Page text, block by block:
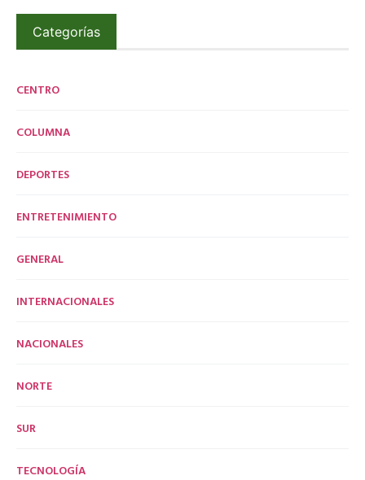
Categorías
CENTRO
COLUMNA
DEPORTES
ENTRETENIMIENTO
GENERAL
INTERNACIONALES
NACIONALES
NORTE
SUR
TECNOLOGÍA